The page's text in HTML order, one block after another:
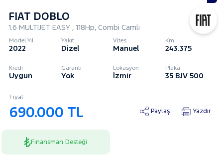
FIAT DOBLO
1.6 MULTIJET EASY , 118Hp, Combi Camlı
Model Yıl
2022
Yakıt
Dizel
Vites
Manuel
Km
243.375
Kredi
Uygun
Garanti
Yok
Lokasyon
İzmir
Plaka
35 BJV 500
Fiyat
690.000 TL Paylaş Yazdır
Finansman Desteği